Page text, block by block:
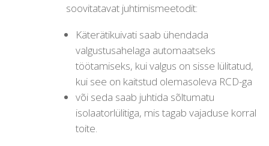
soovitatavat juhtimismeetodit:
Käterätikuivati saab ühendada
valgustusahelaga automaatseks
töötamiseks, kui valgus on sisse lülitatud,
kui see on kaitstud olemasoleva RCD-ga
või seda saab juhtida sõltumatu
isolaatorlülitiga, mis tagab vajaduse korral
toite.